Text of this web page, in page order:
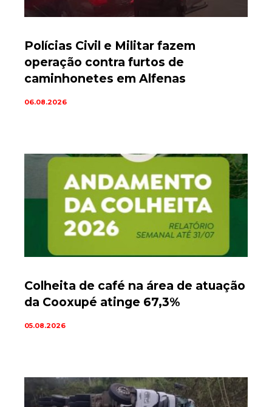
Polícias Civil e Militar fazem
operação contra furtos de
caminhonetes em Alfenas
06.08.2026
Colheita de café na área de atuação
da Cooxupé atinge 67,3%
05.08.2026